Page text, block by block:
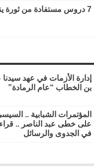
7 دروس مستفادة من ثورة يناير
إدارة الأزمات في عهد سيدنا
بن الخطاب “عام الرمادة”
المؤتمرات الشبابية ..
على خطى عبد الناصر ..
في الجدوى والرسائل